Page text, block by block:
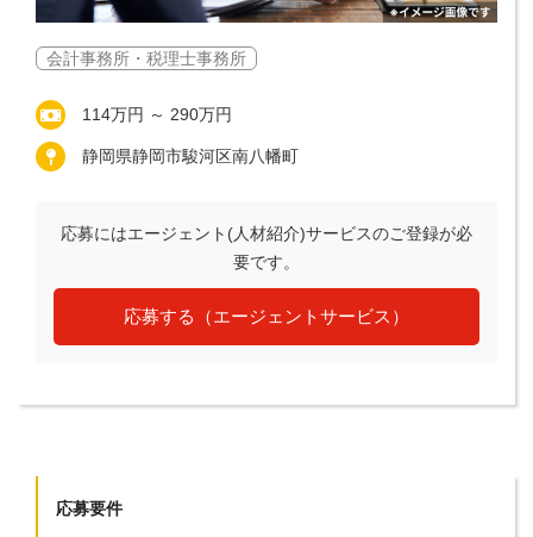
会計事務所・税理士事務所
114万円 ～ 290万円
静岡県静岡市駿河区南八幡町
応募にはエージェント(人材紹介)サービスのご登録が必
要です。
応募する（エージェントサービス）
応募要件